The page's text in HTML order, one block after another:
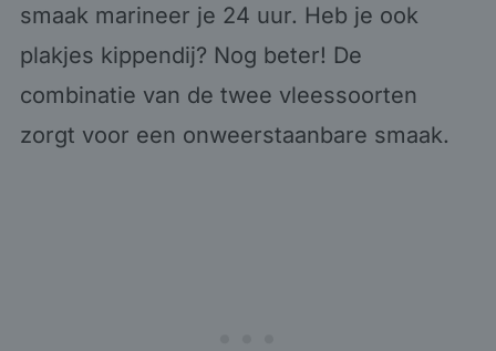
smaak marineer je 24 uur. Heb je ook
plakjes kippendij? Nog beter! De
combinatie van de twee vleessoorten
zorgt voor een onweerstaanbare smaak.